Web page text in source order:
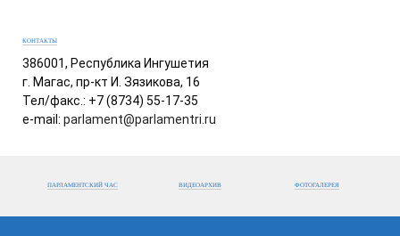
КОНТАКТЫ
386001, Республика Ингушетия
г. Магас, пр-кт И. Зязикова, 16
Тел/факс.: +7 (8734) 55-17-35
e-mail: parlament@parlamentri.ru
ПАРЛАМЕНТСКИЙ ЧАС ВИДЕОАРХИВ ФОТОГАЛЕРЕЯ